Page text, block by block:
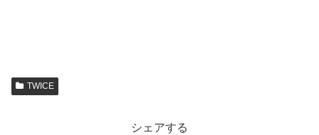
TWICE
シェアする